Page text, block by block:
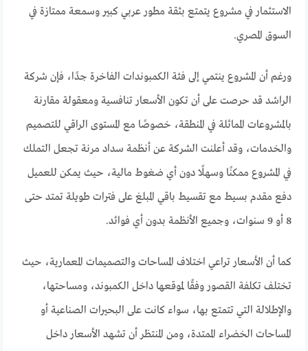
الاستثمار في مشروع يتمتع بثقة مطور عربي كبير وسمعة ممتازة في
السوق المصري.
ورغم أن المشروع ينتمي إلى فئة الكمبوندات الفاخرة جدًا، فإن شركة
الراشد قد حرصت على أن تكون الأسعار تنافسية ومعقولة مقارنة
بالمشروعات المماثلة في المنطقة، خصوصًا مع المستوى الراقي للتصميم
والخدمات، وقد أعلنت الشركة عن أنظمة سداد مرنة تجعل التملك
في المشروع ممكنًا وسهلًا دون أي ضغوط مالية، حيث يمكن للعميل
دفع مقدم بسيط مع تقسيط باقي المبلغ على فترات طويلة تمتد حتى
8 أو 9 سنوات، وجميع الأنظمة بدون أي فوائد.
كما أن الأسعار تراعي اختلاف المساحات والتصميمات المعمارية، حيث
تختلف تكلفة القصور وفقًا لموقعها داخل الكمبوند، ومساحتها،
والإطلالة التي تتمتع بها، سواء كانت على البحيرات الصناعية أو
المساحات الخضراء الممتدة، ومن المنتظر أن تشهد الأسعار داخل